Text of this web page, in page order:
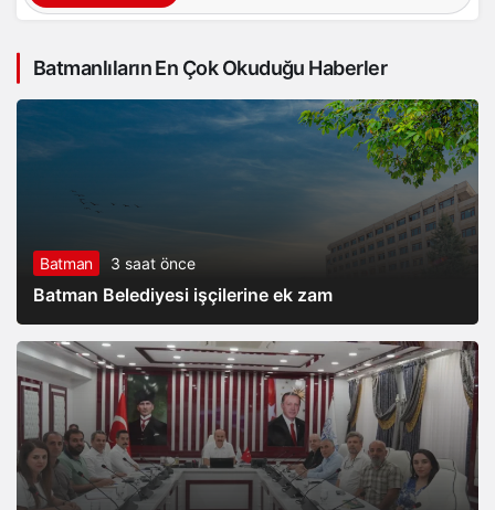
yoğun saha mesaisi
Batmanlıların En Çok Okuduğu Haberler
Batman 3 saat önce
Batman Belediyesi işçilerine ek zam